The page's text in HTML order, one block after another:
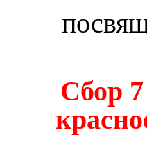
Сбор